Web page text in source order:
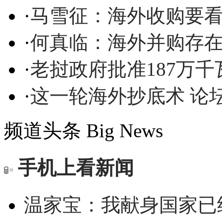
·马雪征：海外收购要
·何真临：海外并购存
·老挝政府批准187万
·这一轮海外抄底术 论
频道头条 Big News
手机上看新闻
温家宝：我献身国家